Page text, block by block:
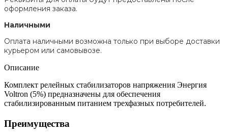
оформления заказа.
Наличными
Оплата наличными возможна только при выборе доставки
курьером или самовывозе.
Описание
Комплект релейных стабилизаторов напряжения Энергия
Voltron (5%) предназначены для обеспечения
стабилизированным питанием трехфазных потребителей.
Преимущества